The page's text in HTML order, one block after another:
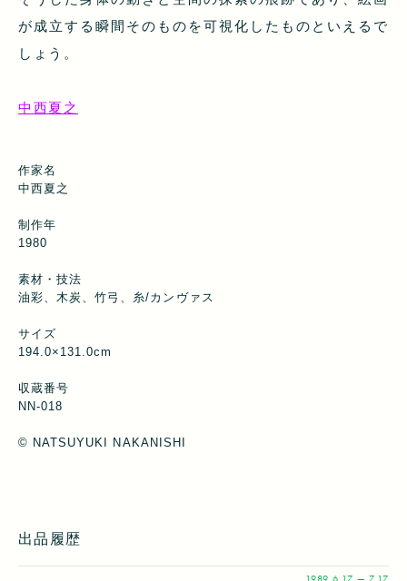
が成立する瞬間そのものを可視化したものといえるで
しょう。
中西夏之
作家名
中西夏之
制作年
1980
素材・技法
油彩、木炭、竹弓、糸/カンヴァス
サイズ
194.0×131.0cm
収蔵番号
NN-018
©︎ NATSUYUKI NAKANISHI
出品履歴